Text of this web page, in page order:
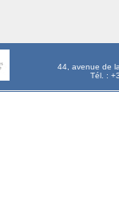
44, avenue de
Tél. :